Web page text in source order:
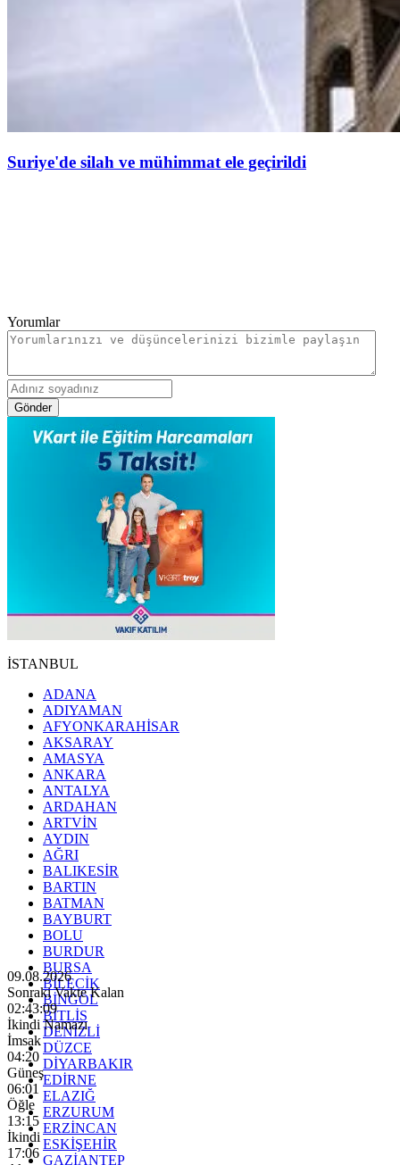
Suriye'de silah ve mühimmat ele geçirildi
Yorumlar
Gönder
İSTANBUL
ADANA
ADIYAMAN
AFYONKARAHİSAR
AKSARAY
AMASYA
ANKARA
ANTALYA
ARDAHAN
ARTVİN
AYDIN
AĞRI
BALIKESİR
BARTIN
BATMAN
BAYBURT
BOLU
BURDUR
BURSA
BİLECİK
BİNGÖL
BİTLİS
DENİZLİ
DÜZCE
DİYARBAKIR
EDİRNE
ELAZIĞ
ERZURUM
ERZİNCAN
ESKİŞEHİR
GAZİANTEP
09.08.2026
Sonraki Vakte Kalan
02:43:07
İkindi Namazı
İmsak
04:20
Güneş
06:01
Öğle
13:15
İkindi
17:06